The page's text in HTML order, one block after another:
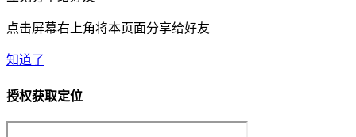
点击屏幕右上角将本页面分享给好友
知道了
授权获取定位